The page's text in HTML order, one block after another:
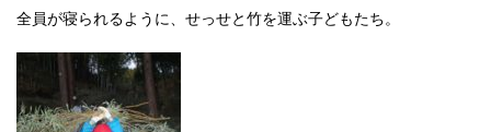
全員が寝られるように、せっせと竹を運ぶ子どもたち。